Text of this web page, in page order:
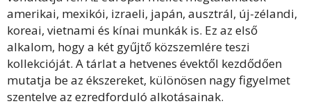
amerikai, mexikói, izraeli, japán, ausztrál, új-zélandi,
koreai, vietnami és kínai munkák is. Ez az első
alkalom, hogy a két gyűjtő közszemlére teszi
kollekcióját. A tárlat a hetvenes évektől kezdődően
mutatja be az ékszereket, különösen nagy figyelmet
szentelve az ezredforduló alkotásainak.